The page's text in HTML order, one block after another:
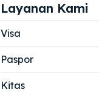
Cari
Cari
Layanan Kami
Visa
Paspor
Kitas